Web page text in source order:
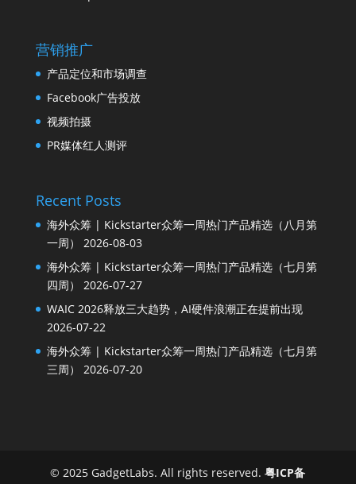
营销推广
产品定位和市场调查
Facebook广告投放
视频拍摄
PR媒体红人测评
Recent Posts
海外众筹 | Kickstarter众筹一周热门产品精选（八月第
一周）
2026-08-03
海外众筹 | Kickstarter众筹一周热门产品精选（七月第
四周）
2026-07-27
WAIC 2026释放三大趋势，AI硬件浪潮正在提前出现
2026-07-22
海外众筹 | Kickstarter众筹一周热门产品精选（七月第
三周）
2026-07-20
© 2025 GadgetLabs. All rights reserved.粤ICP备